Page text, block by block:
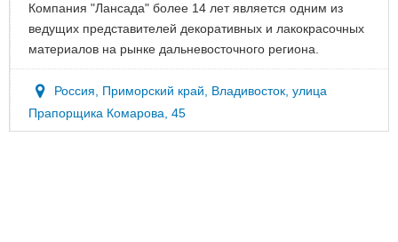
Компания "Лансада" более 14 лет является одним из
ведущих представителей декоративных и лакокрасочных
материалов на рынке дальневосточного региона.
Россия, Приморский край, Владивосток, улица
Прапорщика Комарова, 45